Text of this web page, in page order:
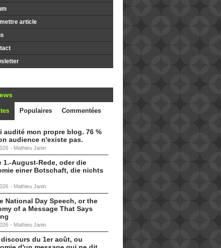
article
Populaires Commentées
audité mon propre blog. 76 %
audience n'existe pas.
- Mathieu Janin
1.-August-Rede, oder die
einer Botschaft, die nichts
- Mathieu Janin
National Day Speech, or the
of a Message That Says
- Mathieu Janin
discours du 1er août, ou